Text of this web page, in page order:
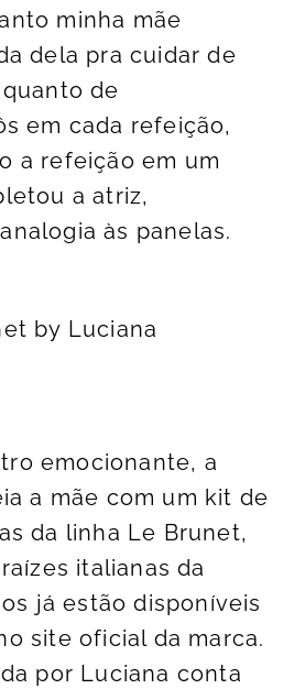
minha mãe
dela pra cuidar de
de
em cada refeição,
a refeição em um
a atriz,
às panelas.
by Luciana
emocionante, a
a mãe com um kit de
da linha Le Brunet,
italianas da
já estão disponíveis
site oficial da marca.
por Luciana conta